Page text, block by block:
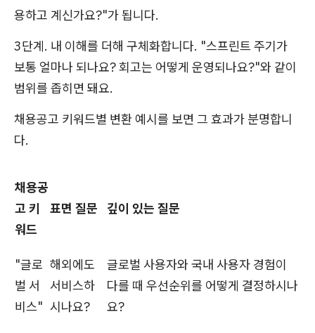
용하고 계신가요?"가 됩니다.
3단계. 내 이해를 더해 구체화합니다. "스프린트 주기가
보통 얼마나 되나요? 회고는 어떻게 운영되나요?"와 같이
범위를 좁히면 돼요.
채용공고 키워드별 변환 예시를 보면 그 효과가 분명합니
다.
채용공
고 키
워드
표면 질문 깊이 있는 질문
"글로
벌 서
비스"
해외에도
서비스하
시나요?
글로벌 사용자와 국내 사용자 경험이
다를 때 우선순위를 어떻게 결정하시나
요?